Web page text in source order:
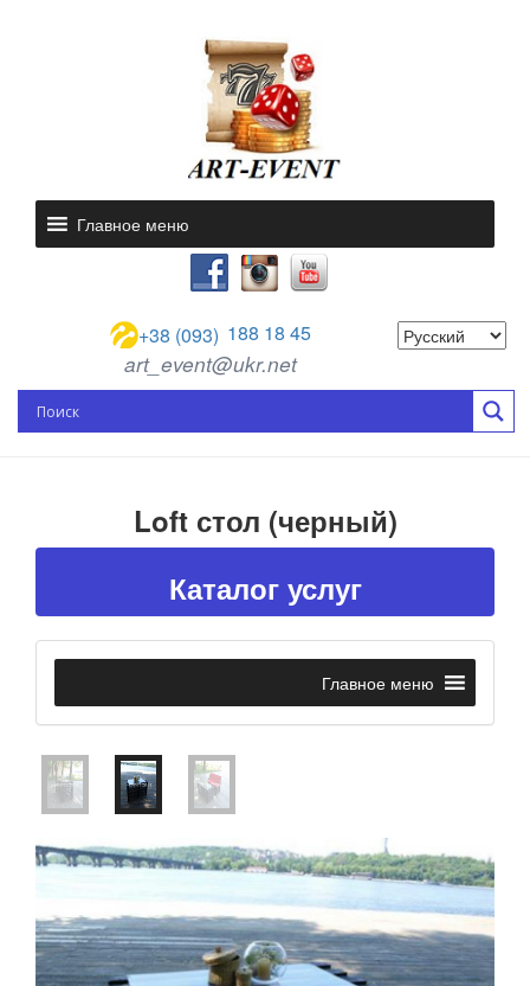
Главное меню
+38 (093) 188 18 45
art_event@ukr.net
Loft стол (черный)
Каталог услуг
Главное меню